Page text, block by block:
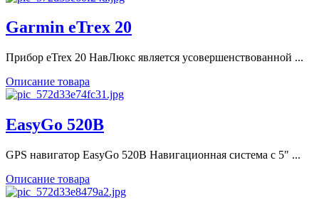
Garmin eTrex 20
Прибор eTrex 20 НавЛюкс является усовершенствованной ...
Описание товара
EasyGo 520B
GPS навигатор EasyGo 520B Навигационная система с 5" ...
Описание товара